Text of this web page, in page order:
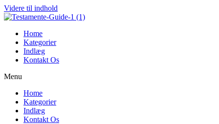
Videre til indhold
Home
Kategorier
Indlæg
Kontakt Os
Menu
Home
Kategorier
Indlæg
Kontakt Os